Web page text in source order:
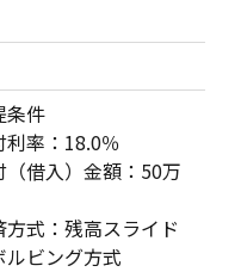
条件
利率：18.0％
（借入）金額：50万
方式：残高スライド
ルビング方式